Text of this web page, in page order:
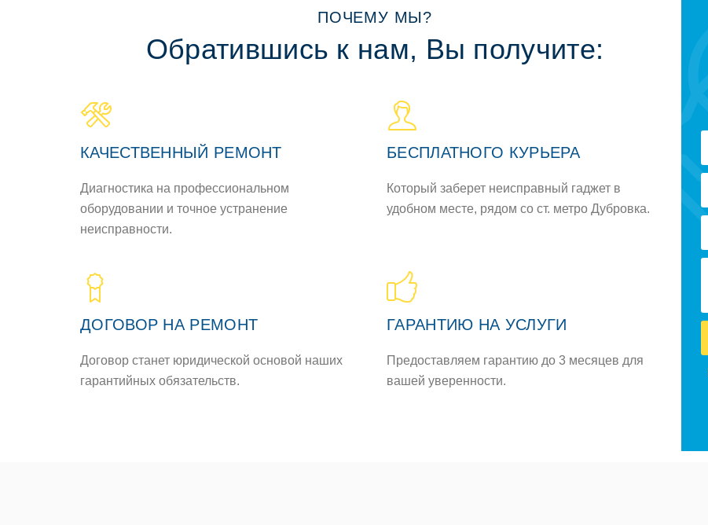
ПОЧЕМУ МЫ?
Обратившись к нам, Вы получите:
КАЧЕСТВЕННЫЙ РЕМОНТ
Диагностика на профессиональном
оборудовании и точное устранение
неисправности.
БЕСПЛАТНОГО КУРЬЕРА
Который заберет неисправный гаджет в
удобном месте, рядом со ст. метро Дубровка.
ДОГОВОР НА РЕМОНТ
Договор станет юридической основой наших
гарантийных обязательств.
ГАРАНТИЮ НА УСЛУГИ
Предоставляем гарантию до 3 месяцев для
вашей уверенности.